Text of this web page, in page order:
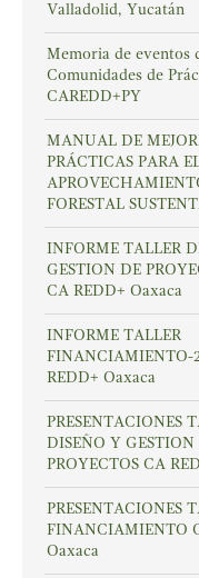
Valladolid, Yucatán
Memoria de eventos
Comunidades de
CAREDD+PY
MANUAL DE
PRÁCTICAS PARA
FORESTAL
INFORME TALLER
GESTION DE
CA REDD+ Oaxaca
INFORME TALLER
FINANCIAMIENTO-
REDD+ Oaxaca
PRESENTACIONES
DISEÑO Y GESTION
PROYECTOS CA
PRESENTACIONES
FINANCIAMIENTO
Oaxaca